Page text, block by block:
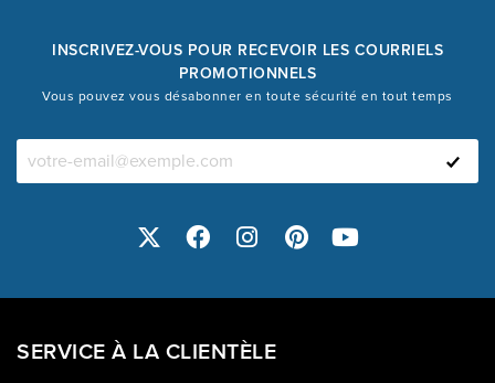
INSCRIVEZ-VOUS POUR RECEVOIR LES COURRIELS
PROMOTIONNELS
Vous pouvez vous désabonner en toute sécurité en tout temps
SERVICE À LA CLIENTÈLE